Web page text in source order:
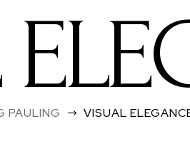
PAULING $ VISUAL